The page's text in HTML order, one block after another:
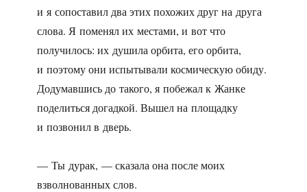
и я сопоставил два этих похожих друг на друга
слова. Я поменял их местами, и вот что
получилось: их душила орбита, его орбита,
и поэтому они испытывали космическую обиду.
Додумавшись до такого, я побежал к Жанке
поделиться догадкой. Вышел на площадку
и позвонил в дверь.
— Ты дурак, — сказала она после моих
взволнованных слов.